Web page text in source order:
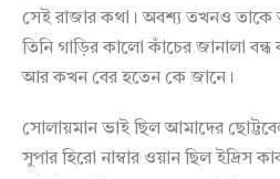
সেই রাজার কথা। অবশ্য তখনও তাকে
তিনি গাড়ির কালো কাঁচের জানালা
আর কখন বের হতেন কে জানে।
সোলায়মান ভাই ছিল আমাদের
সুপার হিরো নাম্বার ওয়ান ছিল ইদ্রিস